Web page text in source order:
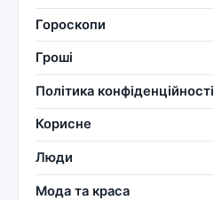
Гороскопи
Гроші
Політика конфіденційності
Корисне
Люди
Мода та краса